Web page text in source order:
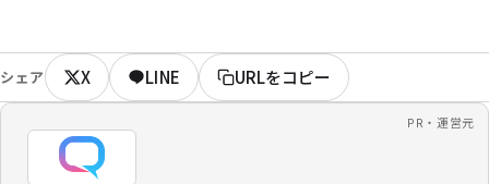
シェア X LINE URLをコピー
PR・運営元